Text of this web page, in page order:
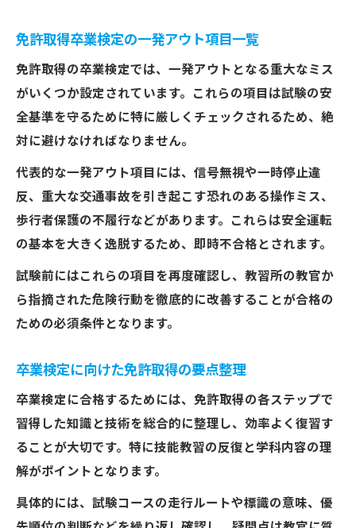
免許取得卒業検定の一発アウト項目一覧
免許取得の卒業検定では、一発アウトとなる重大なミス
がいくつか設定されています。これらの項目は試験の安
全基準を守るために特に厳しくチェックされるため、絶
対に避けなければなりません。
代表的な一発アウト項目には、信号無視や一時停止違
反、重大な交通事故を引き起こす恐れのある操作ミス、
歩行者保護の不履行などがあります。これらは安全運転
の基本を大きく逸脱するため、即時不合格とされます。
試験前にはこれらの項目を再度確認し、教習所の教官か
ら指摘された危険行動を徹底的に改善することが合格の
ための必須条件となります。
卒業検定に向けた免許取得の要点整理
卒業検定に合格するためには、免許取得の各ステップで
習得した知識と技術を総合的に整理し、効率よく復習す
ることが大切です。特に技能教習の反復と学科内容の理
解がポイントとなります。
具体的には、試験コースの走行ルートや標識の意味、優